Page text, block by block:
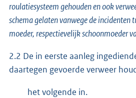
roulatiesysteem gehouden en ook
schema gelaten vanwege de incidenten
moeder, respectievelijk schoonmoeder
2.2 De in eerste aanleg
daartegen gevoerde verweer
het volgende in.